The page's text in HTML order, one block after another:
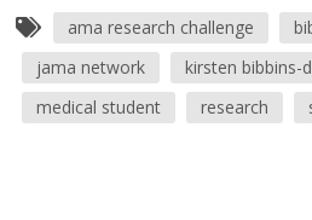
ama research challenge
jama network
kirsten bibbins-
medical student
research